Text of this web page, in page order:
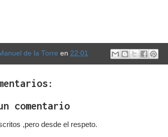
de la Torre en 22:01
comentario
,pero desde el respeto.